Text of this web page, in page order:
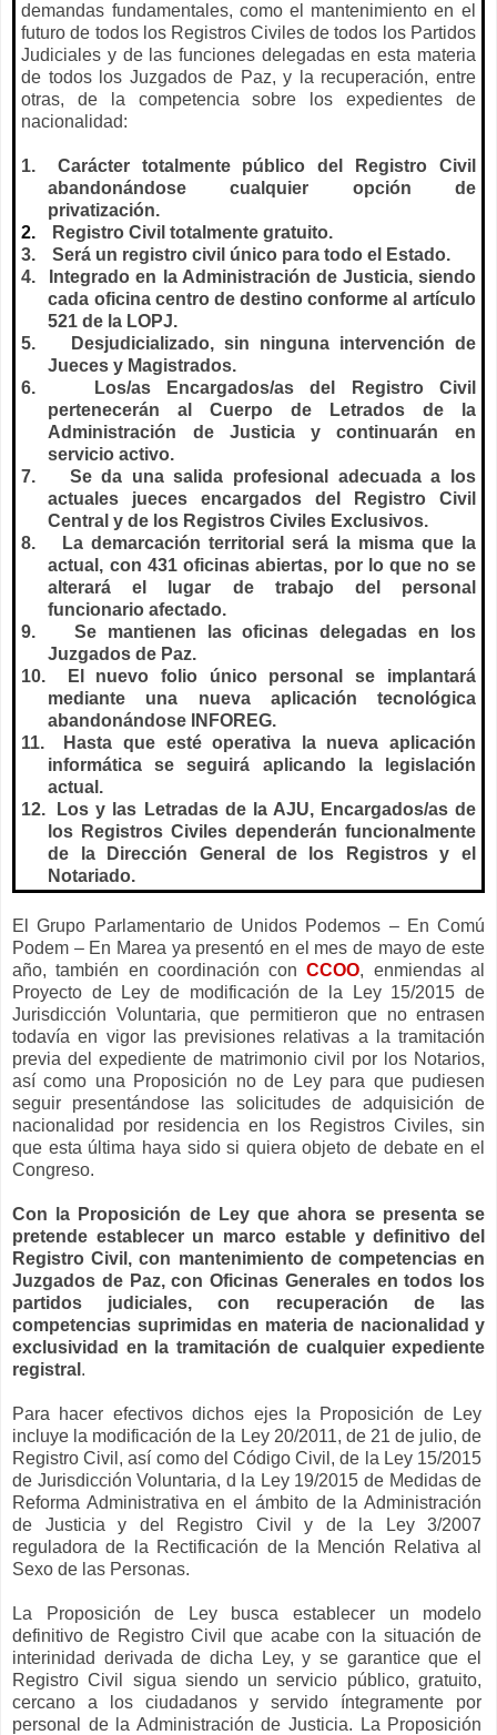
demandas fundamentales, como el mantenimiento en el
futuro de todos los Registros Civiles de todos los Partidos
Judiciales y de las funciones delegadas en esta materia
de todos los Juzgados de Paz, y la recuperación, entre
otras, de la competencia sobre los expedientes de
nacionalidad:
1.
Carácter totalmente público del Registro Civil
abandonándose cualquier opción de
privatización.
2.
Registro Civil totalmente gratuito.
3.
Será un registro civil único para todo el Estado.
4.
Integrado en la Administración de Justicia, siendo
cada oficina centro de destino conforme al artículo
521 de la LOPJ.
5.
Desjudicializado, sin ninguna intervención de
Jueces y Magistrados.
6.
Los/as Encargados/as del Registro Civil
pertenecerán al Cuerpo de Letrados de
la
Administración de Justicia y continuarán en
servicio activo.
7.
Se da una salida profesional adecuada a los
actuales jueces encargados del Registro Civil
Central y de los Registros Civiles Exclusivos.
8.
La demarcación territorial será la misma que la
actual, con 431 oficinas abiertas, por lo que no se
alterará el lugar de trabajo del personal
funcionario afectado.
9.
Se mantienen las oficinas delegadas en los
Juzgados de Paz.
10.
El nuevo folio único personal se implantará
mediante una nueva aplicación tecnológica
abandonándose INFOREG.
11.
Hasta que esté operativa la nueva aplicación
informática se seguirá aplicando la legislación
actual.
12.
Los y las Letradas de la AJU, Encargados/as de
los Registros Civiles dependerán funcionalmente
de
la Dirección General
de los Registros y el
Notariado.
El Grupo Parlamentario de Unidos Podemos – En Comú
Podem – En Marea ya presentó en el mes de mayo de este
año, también en coordinación conCCOO, enmiendas al
Proyecto de Ley de modificación de
la Ley15/2015 de
Jurisdicción Voluntaria, que permitieron que no entrasen
todavía en vigor las previsiones relativas a la tramitación
previa del expediente de matrimonio civil por los Notarios,
así como una Proposición no de Ley para que pudiesen
seguir presentándose las solicitudes de adquisición de
nacionalidad por residencia en los Registros Civiles, sin
que esta última haya sido si quiera objeto de debate en el
Congreso.
Con la Proposición de Ley que ahora se presenta se
pretende establecer un marco estable y definitivo del
Registro Civil, con mantenimiento de competencias en
Juzgados de Paz, con Oficinas Generales en todos los
partidos judiciales, con recuperación de las
competencias suprimidas en materia de nacionalidad y
exclusividad en la tramitación de cualquier expediente
registral .
Para hacer efectivos dichos ejes la Proposición de Ley
incluye la modificación de la Ley20/2011, de 21 de julio, de
Registro Civil, así como del Código Civil, de la Ley15/2015
de Jurisdicción Voluntaria, d la Ley19/2015 de Medidas de
Reforma Administrativa en el ámbito de la Administración
de Justicia y del Registro Civil y de
la Ley3/2007
reguladora de
la Rectificación de la Mención Relativa al
Sexo de las Personas.
La Proposición de Ley busca establecer un modelo
definitivo de Registro Civil que acabe con la situación de
interinidad derivada de dicha Ley, y se garantice que el
Registro Civil sigua siendo un servicio público, gratuito,
cercano a los ciudadanos y servido íntegramente por
personal de la Administración de Justicia.
La Proposición